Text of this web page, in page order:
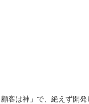
客は神」で、絶えず開発